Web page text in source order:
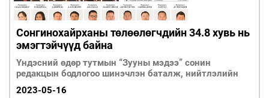
Сонгинохайрханы төлөөлөгчдийн 34.8 хувь нь
эмэгтэйчүүд байна
Үндэсний өдөр тутмын “Зууны мэдээ” сонин
редакцын бодлогоо шинэчлэн баталж, нийтлэлийн
2023-05-16